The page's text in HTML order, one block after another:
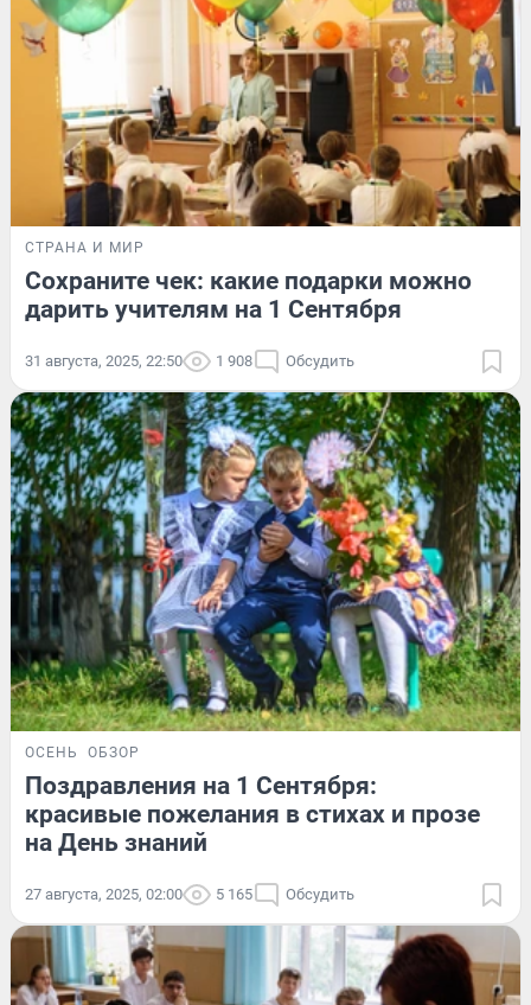
СТРАНА И МИР
Сохраните чек: какие подарки можно
дарить учителям на 1 Сентября
31 августа, 2025, 22:50 1 908 Обсудить
ОСЕНЬ ОБЗОР
Поздравления на 1 Сентября:
красивые пожелания в стихах и прозе
на День знаний
27 августа, 2025, 02:00 5 165 Обсудить